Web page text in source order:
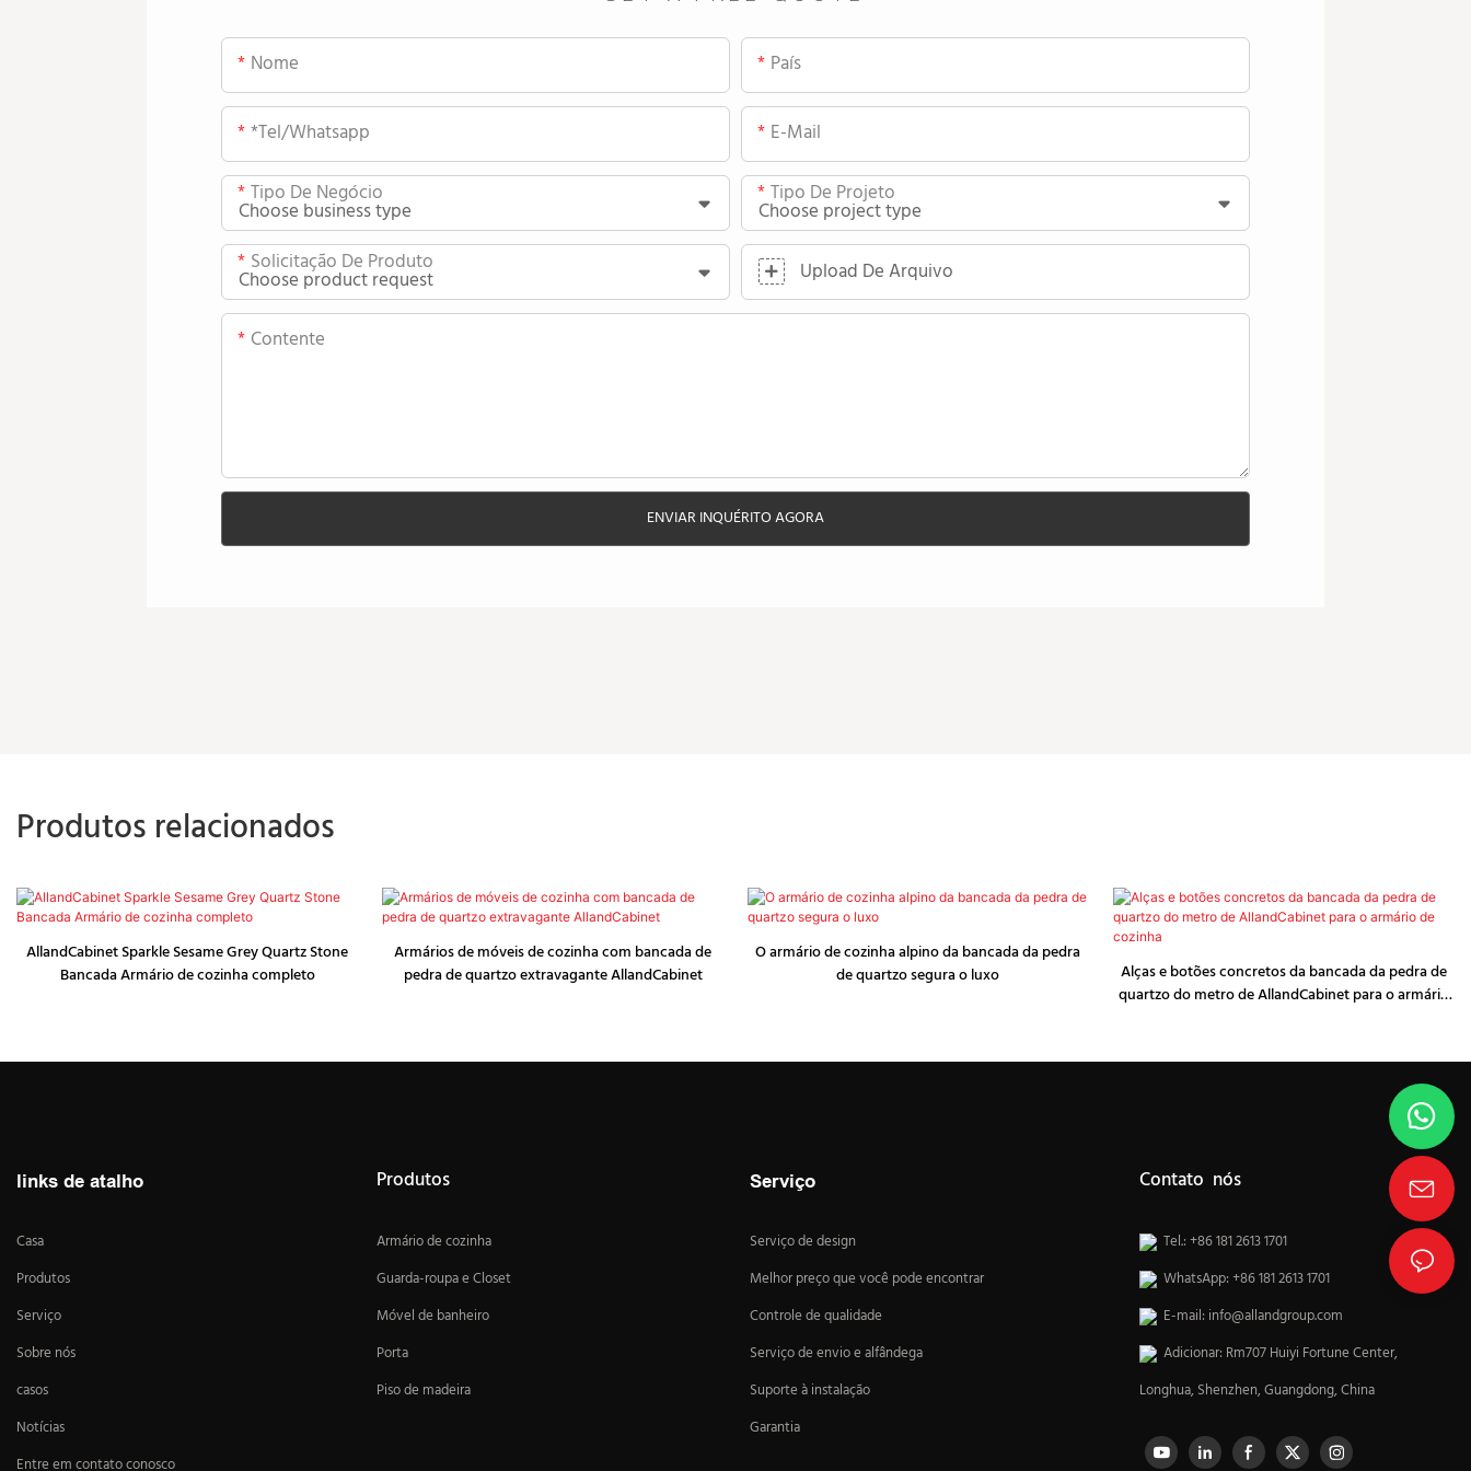
Nome País
*tel/whatsapp E-Mail
Tipo De Negócio Tipo De Projeto
Solicitação De Produto Upload De Arquivo
Contente
ENVIAR INQUÉRITO AGORA
Produtos relacionados
AllandCabinet Sparkle Sesame Grey Quartz Stone
Bancada Armário de cozinha completo
Armários de móveis de cozinha com bancada de
pedra de quartzo extravagante AllandCabinet
O armário de cozinha alpino da bancada da pedra
de quartzo segura o luxo
Alças e botões concretos da bancada da pedra de
quartzo do metro de AllandCabinet para o armário
links de atalho
Casa
Produtos
Serviço
Sobre nós
casos
Notícias
Entre em contato conosco
Produtos
Armário de cozinha
Guarda-roupa e Closet
Móvel de banheiro
Porta
Piso de madeira
Serviço
Serviço de design
Melhor preço que você pode encontrar
Controle de qualidade
Serviço de envio e alfândega
Suporte à instalação
Garantia
Contato nós
Tel.: +86 181 2613 1701
WhatsApp: +86 181 2613 1701
E-mail: info@allandgroup.com
Adicionar: Rm707 Huiyi Fortune Center,
Longhua, Shenzhen, Guangdong, China